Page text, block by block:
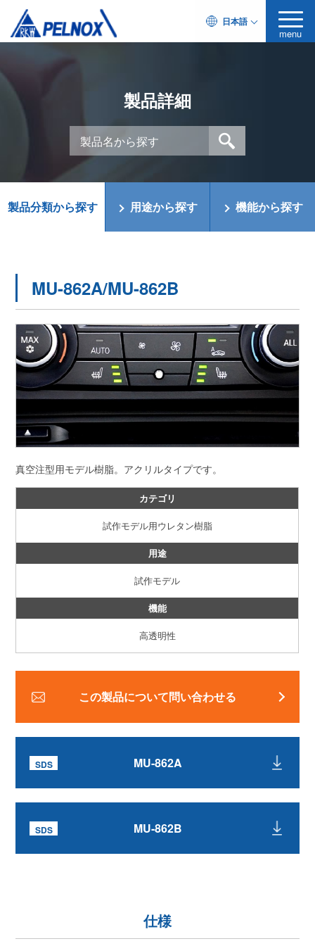
日本語
menu
製品詳細
製品分類から探す 用途から探す 機能から探す
MU-862A/MU-862B
真空注型用モデル樹脂。アクリルタイプです。
カテゴリ
試作モデル用ウレタン樹脂
用途
試作モデル
機能
高透明性
この製品について問い合わせる
MU-862A
MU-862B
仕様